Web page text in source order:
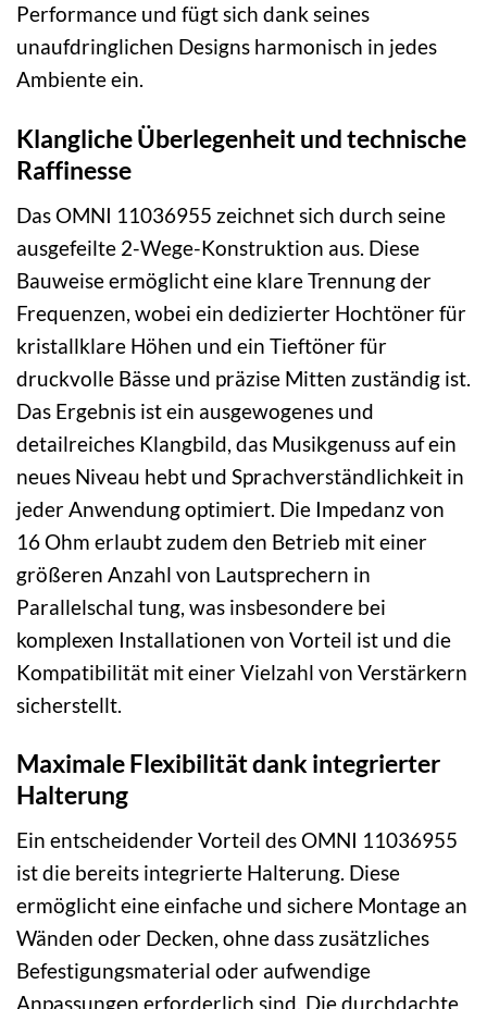
Performance und fügt sich dank seines
unaufdringlichen Designs harmonisch in jedes
Ambiente ein.
Klangliche Überlegenheit und technische
Raffinesse
Das OMNI 11036955 zeichnet sich durch seine
ausgefeilte 2-Wege-Konstruktion aus. Diese
Bauweise ermöglicht eine klare Trennung der
Frequenzen, wobei ein dedizierter Hochtöner für
kristallklare Höhen und ein Tieftöner für
druckvolle Bässe und präzise Mitten zuständig ist.
Das Ergebnis ist ein ausgewogenes und
detailreiches Klangbild, das Musikgenuss auf ein
neues Niveau hebt und Sprachverständlichkeit in
jeder Anwendung optimiert. Die Impedanz von
16 Ohm erlaubt zudem den Betrieb mit einer
größeren Anzahl von Lautsprechern in
Parallelschal tung, was insbesondere bei
komplexen Installationen von Vorteil ist und die
Kompatibilität mit einer Vielzahl von Verstärkern
sicherstellt.
Maximale Flexibilität dank integrierter
Halterung
Ein entscheidender Vorteil des OMNI 11036955
ist die bereits integrierte Halterung. Diese
ermöglicht eine einfache und sichere Montage an
Wänden oder Decken, ohne dass zusätzliches
Befestigungsmaterial oder aufwendige
Anpassungen erforderlich sind. Die durchdachte